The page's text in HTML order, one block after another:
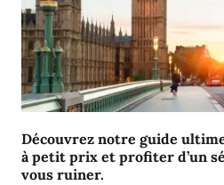
Découvrez notre guide
à petit prix et profiter d’un
vous ruiner.